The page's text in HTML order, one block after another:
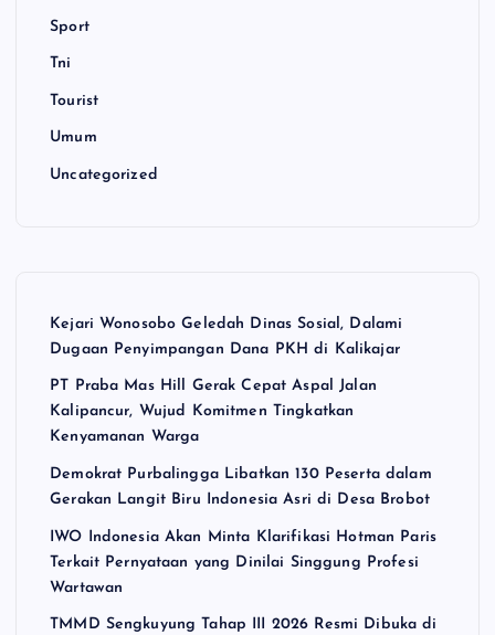
Sport
Tni
Tourist
Umum
Uncategorized
Kejari Wonosobo Geledah Dinas Sosial, Dalami
Dugaan Penyimpangan Dana PKH di Kalikajar
PT Praba Mas Hill Gerak Cepat Aspal Jalan
Kalipancur, Wujud Komitmen Tingkatkan
Kenyamanan Warga
Demokrat Purbalingga Libatkan 130 Peserta dalam
Gerakan Langit Biru Indonesia Asri di Desa Brobot
IWO Indonesia Akan Minta Klarifikasi Hotman Paris
Terkait Pernyataan yang Dinilai Singgung Profesi
Wartawan
TMMD Sengkuyung Tahap III 2026 Resmi Dibuka di